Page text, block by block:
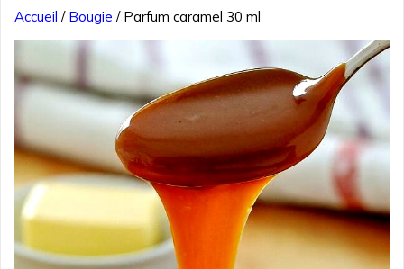
Accueil / Bougie / Parfum caramel 30 ml